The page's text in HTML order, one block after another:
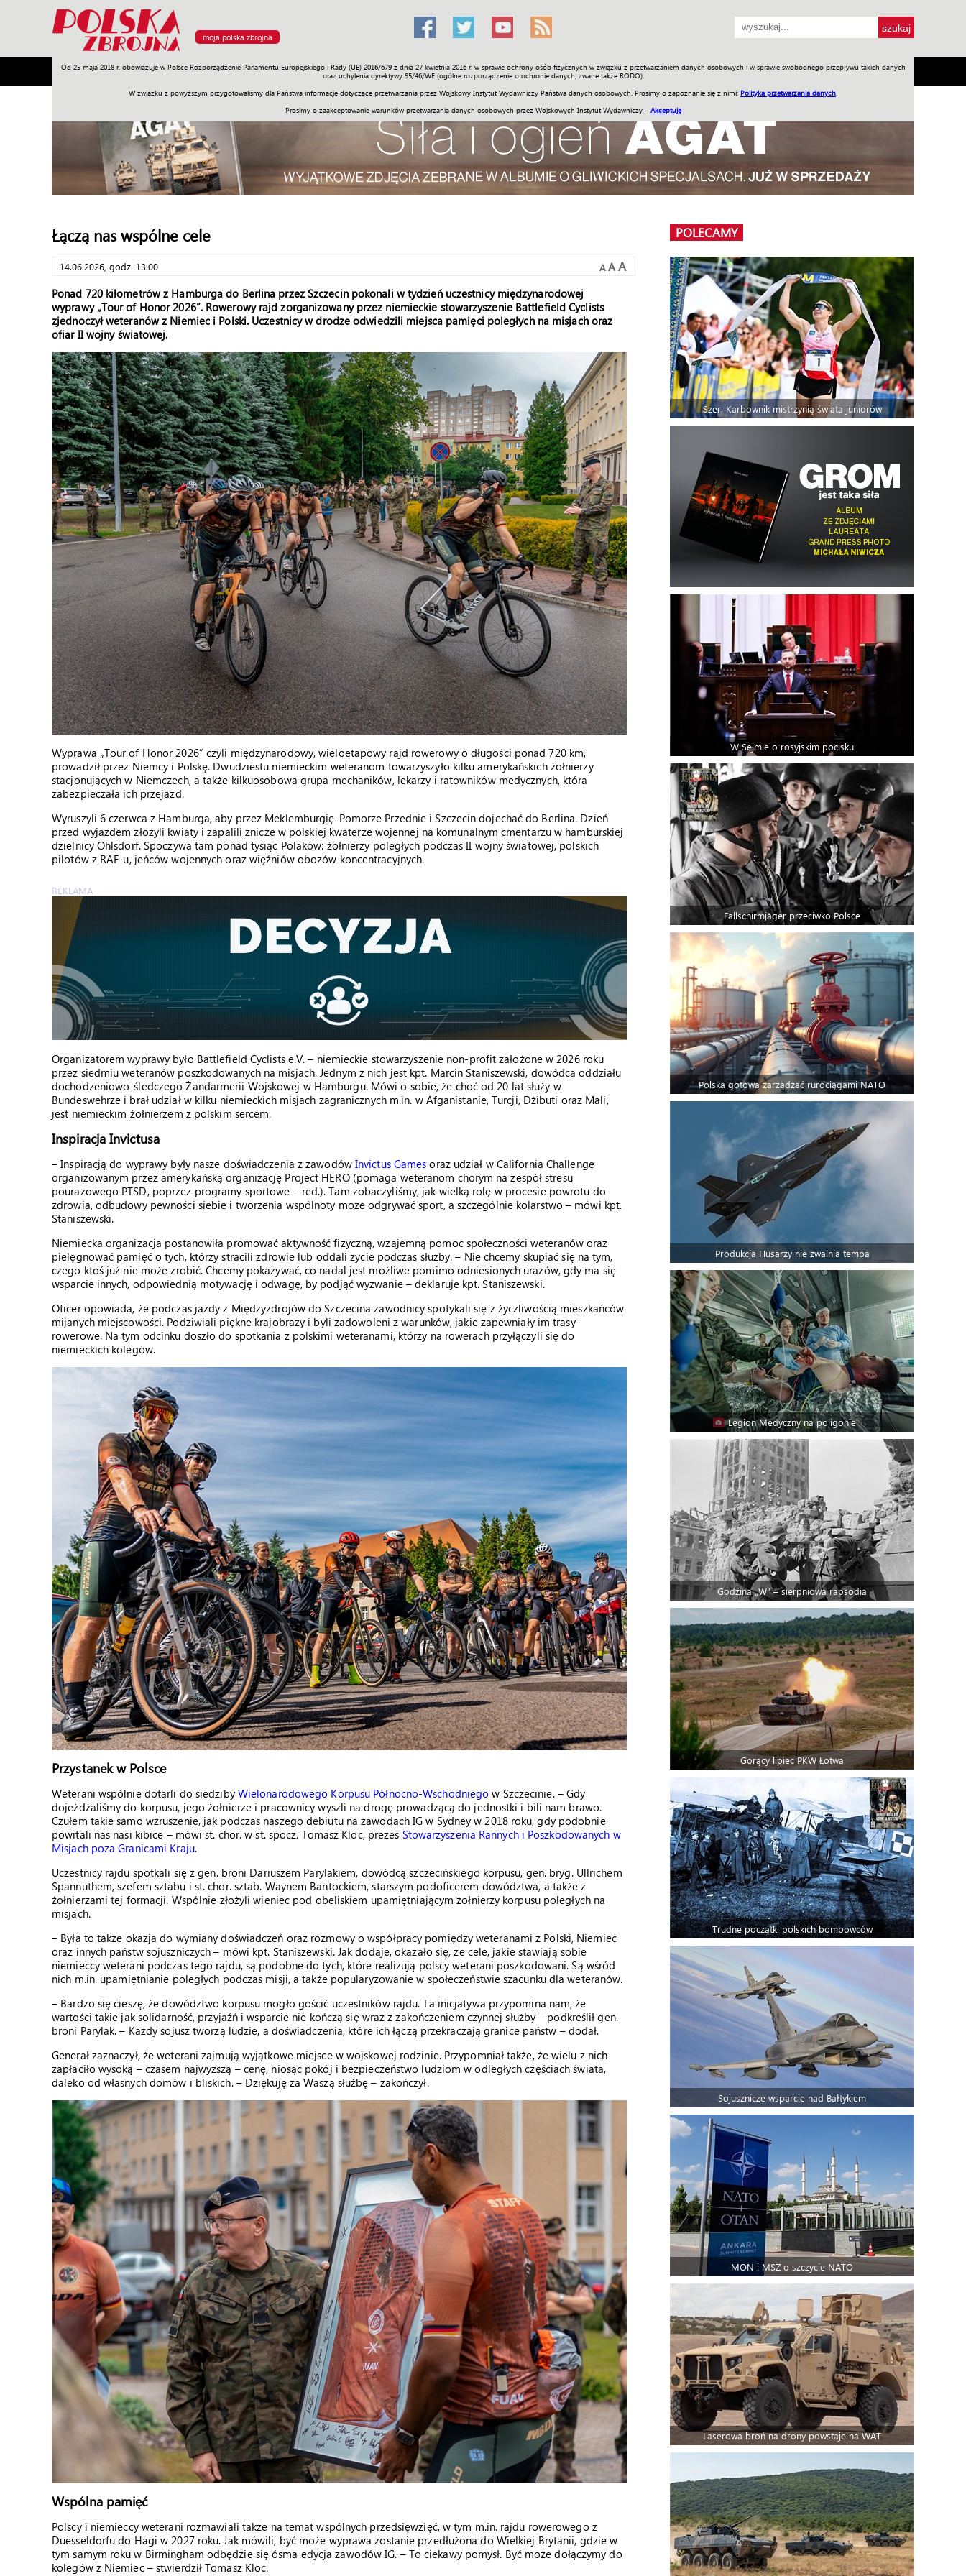
moja polska zbrojna
Od 25 maja 2018 r. obowiązuje w Polsce Rozporządzenie Parlamentu Europejskiego i Rady (UE) 2016/679 z dnia 27 kwietnia 2016 r. w sprawie ochrony osób fizycznych w związku z przetwarzaniem danych osobowych i w sprawie swobodnego przepływu takich danych
oraz uchylenia dyrektywy 95/46/WE (ogólne rozporządzenie o ochronie danych, zwane także RODO).
W związku z powyższym przygotowaliśmy dla Państwa informacje dotyczące przetwarzania przez Wojskowy Instytut Wydawniczy Państwa danych osobowych. Prosimy o zapoznanie się z nimi: Polityka przetwarzania danych
Prosimy o zaakceptowanie warunków przetwarzania danych osobowych przez Wojskowych Instytut Wydawniczy – Akceptuję
Armia Poligon Sprzęt Misje Polityka Prawo Świat Społeczność Sport Historia Galerie Wideo ENGLISH SKLEP Jednodniówki Praca w WIW
Łączą nas wspólne cele
14.06.2026, godz. 13:00 A A A
Ponad 720 kilometrów z Hamburga do Berlina przez Szczecin pokonali w tydzień uczestnicy międzynarodowej
wyprawy „Tour of Honor 2026”. Rowerowy rajd zorganizowany przez niemieckie stowarzyszenie Battlefield Cyclists
zjednoczył weteranów z Niemiec i Polski. Uczestnicy w drodze odwiedzili miejsca pamięci poległych na misjach oraz
ofiar II wojny światowej.
Wyprawa „Tour of Honor 2026” czyli międzynarodowy, wieloetapowy rajd rowerowy o długości ponad 720 km,
prowadził przez Niemcy i Polskę. Dwudziestu niemieckim weteranom towarzyszyło kilku amerykańskich żołnierzy
stacjonujących w Niemczech, a także kilkuosobowa grupa mechaników, lekarzy i ratowników medycznych, która
zabezpieczała ich przejazd.
Wyruszyli 6 czerwca z Hamburga, aby przez Meklemburgię-Pomorze Przednie i Szczecin dojechać do Berlina. Dzień
przed wyjazdem złożyli kwiaty i zapalili znicze w polskiej kwaterze wojennej na komunalnym cmentarzu w hamburskiej
dzielnicy Ohlsdorf. Spoczywa tam ponad tysiąc Polaków: żołnierzy poległych podczas II wojny światowej, polskich
pilotów z RAF-u, jeńców wojennych oraz więźniów obozów koncentracyjnych.
REKLAMA
Organizatorem wyprawy było Battlefield Cyclists e.V. – niemieckie stowarzyszenie non-profit założone w 2026 roku
przez siedmiu weteranów poszkodowanych na misjach. Jednym z nich jest kpt. Marcin Staniszewski, dowódca oddziału
dochodzeniowo-śledczego Żandarmerii Wojskowej w Hamburgu. Mówi o sobie, że choć od 20 lat służy w
Bundeswehrze i brał udział w kilku niemieckich misjach zagranicznych m.in. w Afganistanie, Turcji, Dżibuti oraz Mali,
jest niemieckim żołnierzem z polskim sercem.
Inspiracja Invictusa
– Inspiracją do wyprawy były nasze doświadczenia z zawodów Invictus Games oraz udział w California Challenge
organizowanym przez amerykańską organizację Project HERO (pomaga weteranom chorym na zespół stresu
pourazowego PTSD, poprzez programy sportowe – red.). Tam zobaczyliśmy, jak wielką rolę w procesie powrotu do
zdrowia, odbudowy pewności siebie i tworzenia wspólnoty może odgrywać sport, a szczególnie kolarstwo – mówi kpt.
Staniszewski.
Niemiecka organizacja postanowiła promować aktywność fizyczną, wzajemną pomoc społeczności weteranów oraz
pielęgnować pamięć o tych, którzy stracili zdrowie lub oddali życie podczas służby. – Nie chcemy skupiać się na tym,
czego ktoś już nie może zrobić. Chcemy pokazywać, co nadal jest możliwe pomimo odniesionych urazów, gdy ma się
wsparcie innych, odpowiednią motywację i odwagę, by podjąć wyzwanie – deklaruje kpt. Staniszewski.
Oficer opowiada, że podczas jazdy z Międzyzdrojów do Szczecina zawodnicy spotykali się z życzliwością mieszkańców
mijanych miejscowości. Podziwiali piękne krajobrazy i byli zadowoleni z warunków, jakie zapewniały im trasy
rowerowe. Na tym odcinku doszło do spotkania z polskimi weteranami, którzy na rowerach przyłączyli się do
niemieckich kolegów.
Przystanek w Polsce
Weterani wspólnie dotarli do siedziby Wielonarodowego Korpusu Północno-Wschodniego w Szczecinie. – Gdy
dojeżdżaliśmy do korpusu, jego żołnierze i pracownicy wyszli na drogę prowadzącą do jednostki i bili nam brawo.
Czułem takie samo wzruszenie, jak podczas naszego debiutu na zawodach IG w Sydney w 2018 roku, gdy podobnie
powitali nas nasi kibice – mówi st. chor. w st. spocz. Tomasz Kloc, prezes Stowarzyszenia Rannych i Poszkodowanych w
Misjach poza Granicami Kraju.
Uczestnicy rajdu spotkali się z gen. broni Dariuszem Parylakiem, dowódcą szczecińskiego korpusu, gen. bryg. Ullrichem
Spannuthem, szefem sztabu i st. chor. sztab. Waynem Bantockiem, starszym podoficerem dowództwa, a także z
żołnierzami tej formacji. Wspólnie złożyli wieniec pod obeliskiem upamiętniającym żołnierzy korpusu poległych na
misjach.
– Była to także okazja do wymiany doświadczeń oraz rozmowy o współpracy pomiędzy weteranami z Polski, Niemiec
oraz innych państw sojuszniczych – mówi kpt. Staniszewski. Jak dodaje, okazało się, że cele, jakie stawiają sobie
niemieccy weterani podczas tego rajdu, są podobne do tych, które realizują polscy weterani poszkodowani. Są wśród
nich m.in. upamiętnianie poległych podczas misji, a także popularyzowanie w społeczeństwie szacunku dla weteranów.
– Bardzo się cieszę, że dowództwo korpusu mogło gościć uczestników rajdu. Ta inicjatywa przypomina nam, że
wartości takie jak solidarność, przyjaźń i wsparcie nie kończą się wraz z zakończeniem czynnej służby – podkreślił gen.
broni Parylak. – Każdy sojusz tworzą ludzie, a doświadczenia, które ich łączą przekraczają granice państw – dodał.
Generał zaznaczył, że weterani zajmują wyjątkowe miejsce w wojskowej rodzinie. Przypomniał także, że wielu z nich
zapłaciło wysoką – czasem najwyższą – cenę, niosąc pokój i bezpieczeństwo ludziom w odległych częściach świata,
daleko od własnych domów i bliskich. – Dziękuję za Waszą służbę – zakończył.
Wspólna pamięć
Polscy i niemieccy weterani rozmawiali także na temat wspólnych przedsięwzięć, w tym m.in. rajdu rowerowego z
Duesseldorfu do Hagi w 2027 roku. Jak mówili, być może wyprawa zostanie przedłużona do Wielkiej Brytanii, gdzie w
tym samym roku w Birmingham odbędzie się ósma edycja zawodów IG. – To ciekawy pomysł. Być może dołączymy do
kolegów z Niemiec – stwierdził Tomasz Kloc.
POLECAMY
Szer. Karbownik mistrzynią świata juniorów
W Sejmie o rosyjskim pocisku
Fallschirmjäger przeciwko Polsce
Polska gotowa zarządzać rurociągami NATO
Produkcja Husarzy nie zwalnia tempa
Legion Medyczny na poligonie
Godzina „W” – sierpniowa rapsodia
Gorący lipiec PKW Łotwa
Trudne początki polskich bombowców
Sojusznicze wsparcie nad Bałtykiem
MON i MSZ o szczycie NATO
Laserowa broń na drony powstaje na WAT